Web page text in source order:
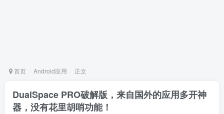
首页 Android应用 正文
DualSpace PRO破解版，来自国外的应用多开神
器，没有花里胡哨功能！